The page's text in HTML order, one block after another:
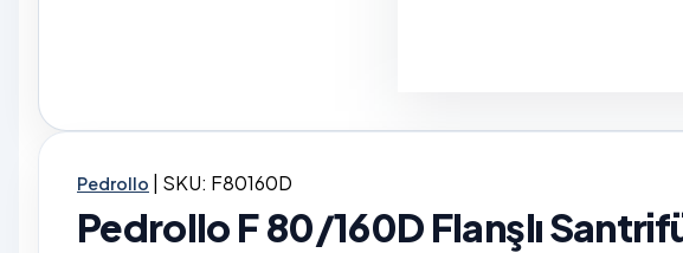
Pedrollo SKU: F80160D
Pedrollo F 80/160D Flanşlı